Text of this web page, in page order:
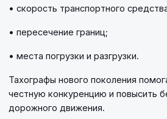
• скорость транспортного
• пересечение границ;
• места погрузки и разгрузки.
Тахографы нового поколения
честную конкуренцию и повысить
дорожного движения.